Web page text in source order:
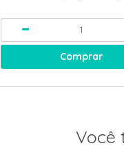
Comprar
Você